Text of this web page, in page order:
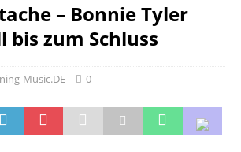
– Bonnie Tyler
bis zum Schluss
Music.DE 0